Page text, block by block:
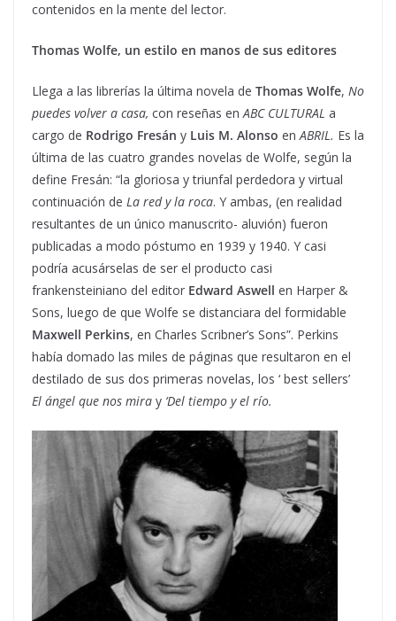
contenidos en la mente del lector.
Thomas Wolfe, un estilo en manos de sus editores
Llega a las librerías la última novela de Thomas Wolfe, No
puedes volver a casa, con reseñas enABC CULTURAL a
cargo de Rodrigo Fresán y Luis M. Alonso enABRIL. Es la
última de las cuatro grandes novelas de Wolfe, según la
define Fresán: “la gloriosa y triunfal perdedora y virtual
continuación de La red y la roca. Y ambas, (en realidad
resultantes de un único manuscrito- aluvión) fueron
publicadas a modo póstumo en 1939 y 1940. Y casi
podría acusárselas de ser el producto casi
frankensteiniano del editor Edward Aswell en Harper &
Sons, luego de que Wolfe se distanciara del formidable
Maxwell Perkins, en Charles Scribner’s Sons”. Perkins
había domado las miles de páginas que resultaron en el
destilado de sus dos primeras novelas, los ‘ best sellers’
El ángel que nos mira y ‘Del tiempo y el río.